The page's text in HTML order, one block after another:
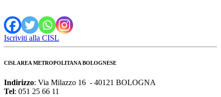
Iscriviti alla CISL
CISL AREA METROPOLITANA BOLOGNESE
Indirizzo: Via Milazzo 16 - 40121 BOLOGNA
Tel: 051 25 66 11